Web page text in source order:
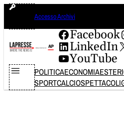
Vai
contenuto
Accesso Archivi
Facebook
LinkedIn
YouTube
POLITICAECONOMIAESTERI
SPORTCALCIOSPETTACOLI